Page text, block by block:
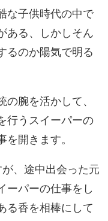
な子供時代の中で
ある、しかしそん
るのか陽気で明る
の腕を活かして、
行うスイーパーの
を開きます。
、途中出会った元
ーパーの仕事をし
る香を相棒にして